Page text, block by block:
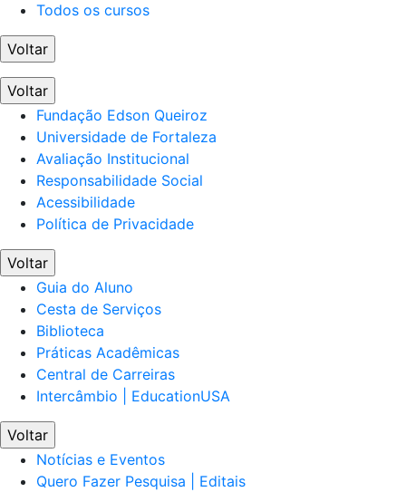
Todos os cursos
Voltar
Voltar
Fundação Edson Queiroz
Universidade de Fortaleza
Avaliação Institucional
Responsabilidade Social
Acessibilidade
Política de Privacidade
Voltar
Guia do Aluno
Cesta de Serviços
Biblioteca
Práticas Acadêmicas
Central de Carreiras
Intercâmbio | EducationUSA
Voltar
Notícias e Eventos
Quero Fazer Pesquisa | Editais